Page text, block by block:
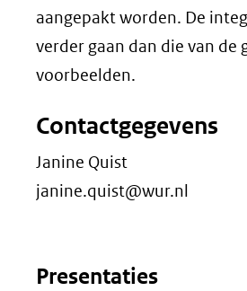
aangepakt worden. De
verder gaan dan die van de
voorbeelden.
Contactgegevens
Janine Quist
janine.quist@wur.nl
Presentaties